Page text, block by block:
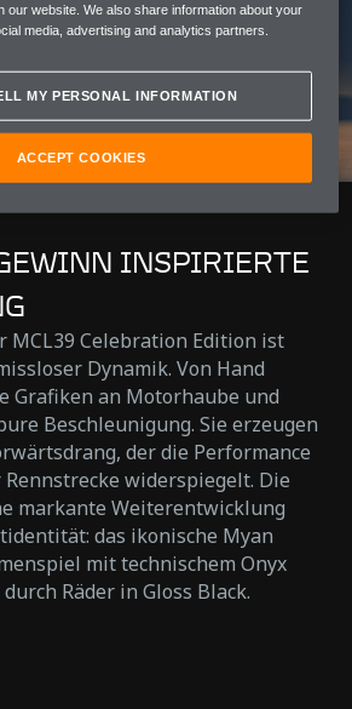
INSPIRIERTE
MCL39 Celebration Edition ist
Dynamik. Von Hand
Grafiken an Motorhaube und
Beschleunigung. Sie erzeugen
der die Performance
Rennstrecke widerspiegelt. Die
markante Weiterentwicklung
das ikonische Myan
mit technischem Onyx
Räder in Gloss Black.
our website. We also share information about your
media, advertising and analytics partners.
MY PERSONAL INFORMATION
ACCEPT COOKIES